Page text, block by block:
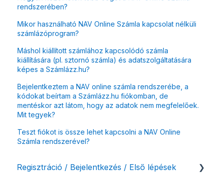
rendszerében?
Mikor használható NAV Online Számla kapcsolat nélküli
számlázóprogram?
Máshol kiállított számlához kapcsolódó számla
kiállítására (pl. sztornó számla) és adatszolgáltatására
képes a Számlázz.hu?
Bejelentkeztem a NAV online számla rendszerébe, a
kódokat beírtam a Számlázz.hu fiókomban, de
mentéskor azt látom, hogy az adatok nem megfelelőek.
Mit tegyek?
Teszt fiókot is össze lehet kapcsolni a NAV Online
Számla rendszerével?
Regisztráció / Bejelentkezés / Első lépések